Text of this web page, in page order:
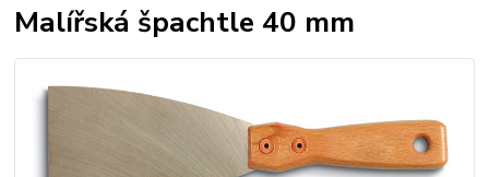
Malířská špachtle 40 mm